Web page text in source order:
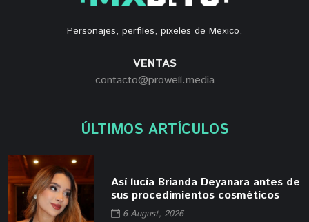
Personajes, perfiles, pixeles de México.
VENTAS
contacto@prowell.media
ÚLTIMOS ARTÍCULOS
Así lucía Brianda Deyanara antes de
sus procedimientos cosméticos
6 August, 2026